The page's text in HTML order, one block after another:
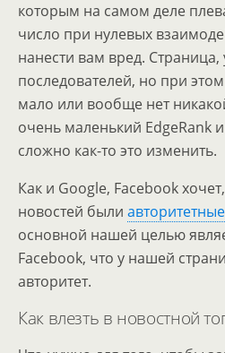
которым на самом деле
число при нулевых
нанести вам вред.
последователей, но при
мало или вообще нет
очень маленький EdgeRank
сложно как-то это изменить.
Как и Google, Facebook
новостей были
основной нашей целью
Facebook, что у нашей
авторитет.
Как влезть в новостной